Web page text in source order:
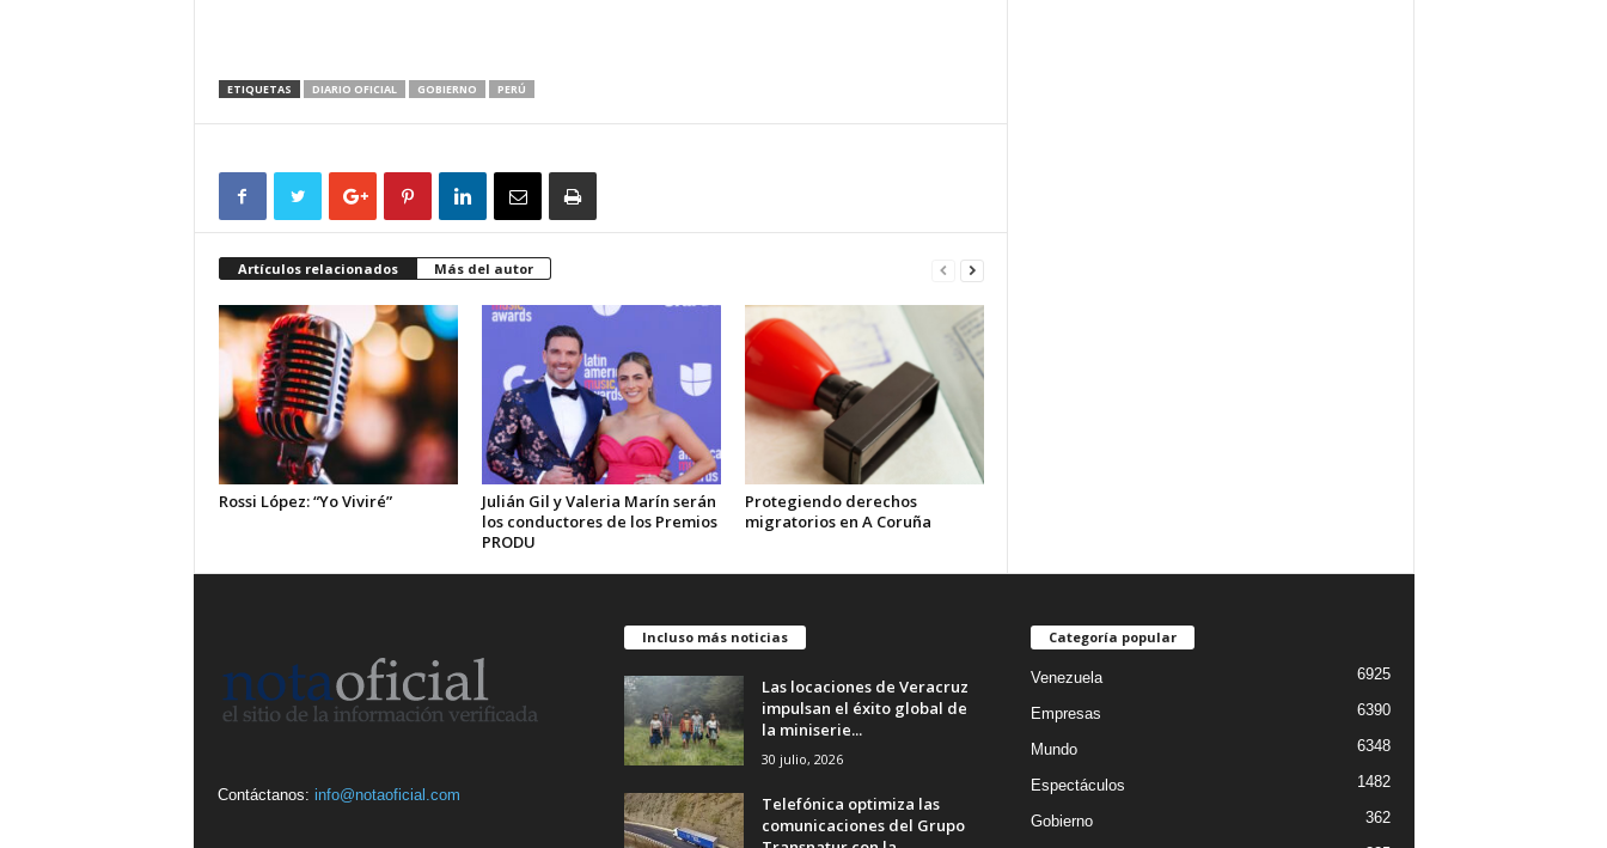
ETIQUETAS DIARIO OFICIAL GOBIERNO PERÚ
Artículos relacionados Más del autor
Rossi López: “Yo Viviré”
Julián Gil y Valeria Marín serán
los conductores de los Premios
PRODU
Protegiendo derechos
migratorios en A Coruña
Contáctanos: info@notaoficial.com
Incluso más noticias
Las locaciones de Veracruz
impulsan el éxito global de
la miniserie...
30 julio, 2026
Telefónica optimiza las
comunicaciones del Grupo
Categoría popular
Venezuela 6925
Empresas 6390
Mundo 6348
Espectáculos 1482
Gobierno 362